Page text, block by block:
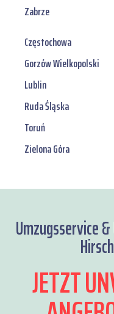
Zabrze
Częstochowa
Gorzów Wielkopolski
Lublin
Ruda Śląska
Toruń
Zielona Góra
Umzugsservice
JETZT